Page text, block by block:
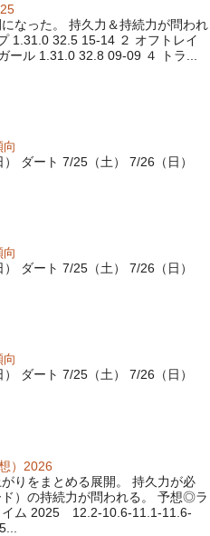
なった。 持久力＆持続力が問われ
1.31.0 32.5 15-14 ２ オフトレイ
ール 1.31.0 32.8 09-09 ４ トラ...
ダート 7/25（土） 7/26（日）
ダート 7/25（土） 7/26（日）
ダート 7/25（土） 7/26（日）
）2026
りをまとめる展開。 持久力が必
）の持続力が問われる。 予想◎ラ
イム 2025 12.2-10.6-11.1-11.6-